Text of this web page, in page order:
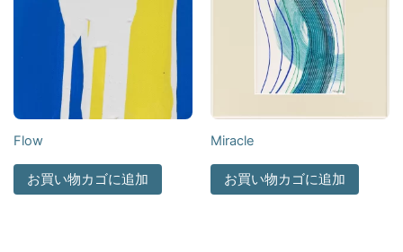
Flow
お買い物カゴに追加
Miracle
お買い物カゴに追加